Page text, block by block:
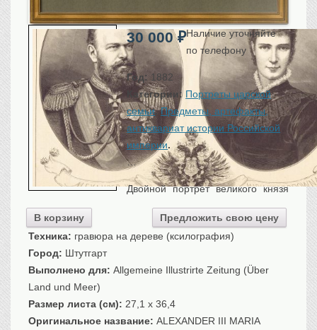
Санкт-Петербург
Российская империя
Севастополь, Крым
Ценные бумаги
История моды. Униформа
Гражданская мода
Униформа
Охота. Флора. Фауна
Флора
Охота
Рыбы, рыбалка
Техника, транспорт, архитектура
Архитектура
Техника
30 000₽
В корзину Предложить свою цену
Наличие уточняйте
по телефону
Год: 1882
Техника: гравюра на дереве (ксилография)
Город: Штутгарт
Выполнено для: Allgemeine Illustrirte Zeitung (Über
Land und Meer)
Размер листа (см): 27,1 x 36,4
Оригинальное название: ALEXANDER III MARIA
Категории: Портреты царской
семьи,Предметы, артефакты,
антиквариат истории Российской
империи.
…
Двойной портрет великого князя